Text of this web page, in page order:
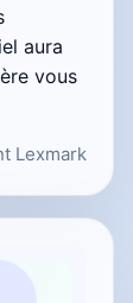
aura
vous
Lexmark